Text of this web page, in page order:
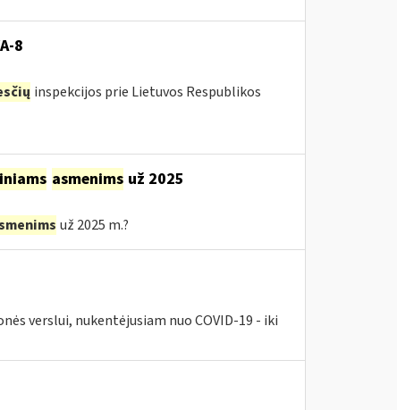
8
inspekcijos prie Lietuvos Respublikos
asmenims už 2025
už 2025 m.?
verslui, nukentėjusiam nuo COVID-19 - iki